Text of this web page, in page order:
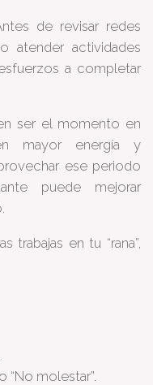
de revisar redes
atender actividades
a completar
ser el momento en
mayor energía y
ese periodo
puede mejorar
trabajas en tu “rana”,
molestar”.